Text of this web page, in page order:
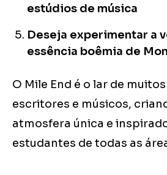
estúdios de música
Deseja experimentar a
essência boêmia de
O Mile End é o lar de
escritores e músicos,
atmosfera única e
estudantes de todas as